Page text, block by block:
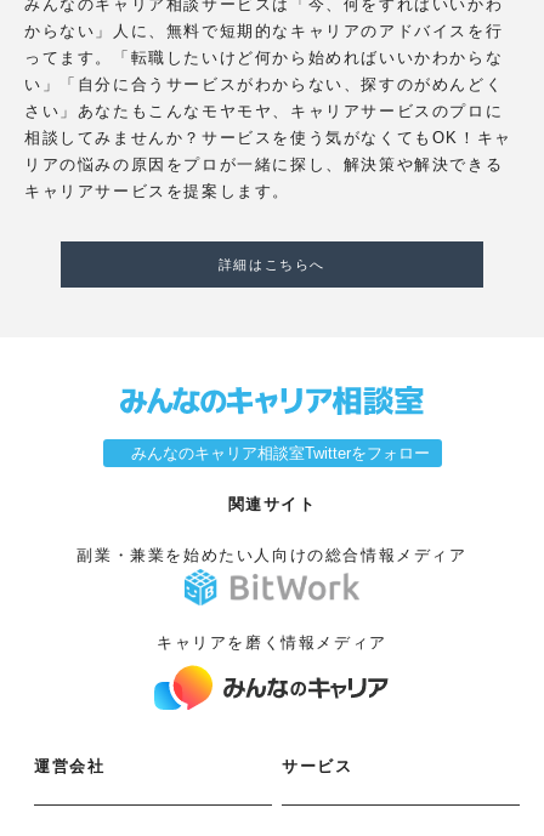
みんなのキャリア相談サービスは「今、何をすればいいかわ
からない」人に、無料で短期的なキャリアのアドバイスを行
ってます。「転職したいけど何から始めればいいかわからな
い」「自分に合うサービスがわからない、探すのがめんどく
さい」あなたもこんなモヤモヤ、キャリアサービスのプロに
相談してみませんか？サービスを使う気がなくてもOK！キャ
リアの悩みの原因をプロが一緒に探し、解決策や解決できる
キャリアサービスを提案します。
詳細はこちらへ
みんなのキャリア相談室Twitterをフォロー
関連サイト
副業・兼業を始めたい人向けの総合情報メディア
キャリアを磨く情報メディア
運営会社 サービス